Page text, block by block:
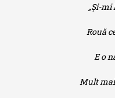
„Şi-mi las
Rouă
E o
Mult